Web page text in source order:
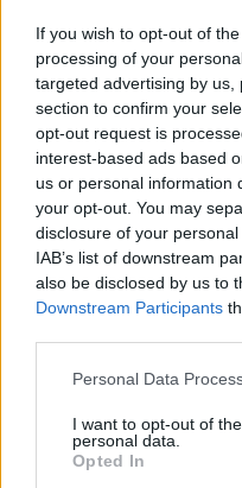
If you wish to opt-out of
processing of your
targeted advertising by
section to confirm your
opt-out request is
interest-based ads based
us or personal information
your opt-out. You may
disclosure of your
IAB’s list of downstream
also be disclosed by us to
Downstream Participants
Personal Data
I want to opt-out of
personal data.
Opted In
Dušana Milky k nim lidé
V pěti zemích
environmentální
5.8.2026 10:34 | BOGOTÁ (ČTK)
miliard korun) při jednom z
proti environmentální
světa. Napsala to agentura
Potok Bylanka v
chce, aby Povodí Labe